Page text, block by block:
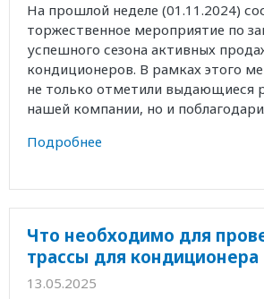
На прошлой неделе (01.11.2024)
торжественное мероприятие по
успешного сезона активных
кондиционеров. В рамках этого
не только отметили выдающиеся
нашей компании, но и
Подробнее
Что необходимо для
трассы для кондиционера
13.05.2025